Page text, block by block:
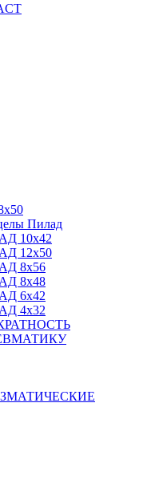
Пилад
10х42
12х50
8х56
8х48
6х42
4х32